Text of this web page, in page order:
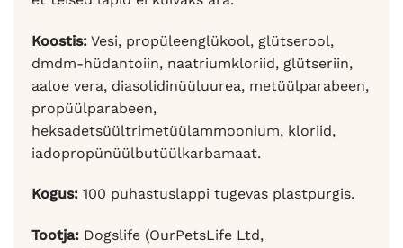
Koostis: Vesi, propüleenglükool, glütserool,
dmdm-hüdantoiin, naatriumkloriid, glütseriin,
aaloe vera, diasolidinüüluurea, metüülparabeen,
propüülparabeen,
heksadetsüültrimetüülammoonium, kloriid,
iadopropünüülbutüülkarbamaat.
Kogus: 100 puhastuslappi tugevas plastpurgis.
Tootja: Dogslife (OurPetsLife Ltd,